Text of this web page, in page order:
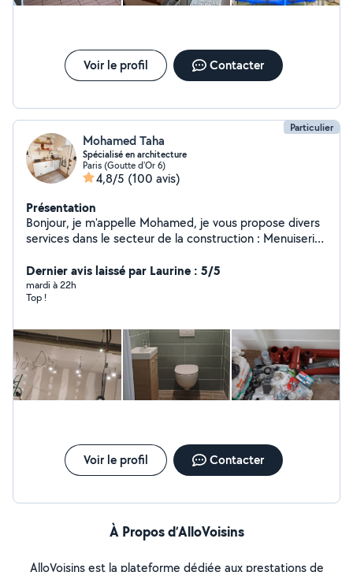
Voir le profil Contacter
Particulier
Mohamed Taha
Spécialisé en architecture
Paris (Goutte d'Or 6)
4,8/5 (100 avis)
Présentation
Bonjour, je m'appelle Mohamed, je vous propose divers
services dans le secteur de la construction : Menuiserie,
Électricité, Génie CVC, Assemblage de Meubles,
Installation de Cuisine et Salle de Bain/Toilettes, Toiture
/ Réparation Multi-Services. . Tous les services pour
Dernier avis laissé par Laurine : 5/5
mardi à 22h
Top !
Voir le profil Contacter
À Propos d’AlloVoisins
AlloVoisins est la plateforme dédiée aux prestations de